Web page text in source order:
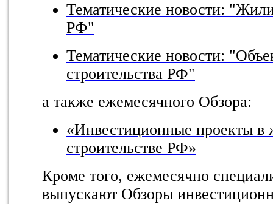
Тематические новости:
РФ"
Тематические новости:
строительства РФ"
а также ежемесячного Обзора:
«Инвестиционные проекты
строительстве РФ»
Кроме того, ежемесячно
выпускают Обзоры